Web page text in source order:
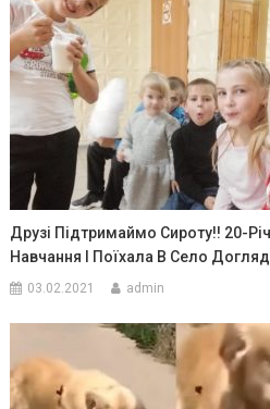
Друзі Підтримаймо Сироту!! 20-
Навчання І Поїхала В Село
03.02.2021 admin